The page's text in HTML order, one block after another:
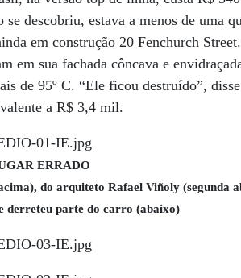
descobriu, estava a menos de uma
em construção 20 Fenchurch
em sua fachada côncava e
de 95º C. “Ele ficou destruído”,
a R$ 3,4 mil.
ERRADO
do arquiteto Rafael Viñoly (segunda
derreteu parte do carro (abaixo)